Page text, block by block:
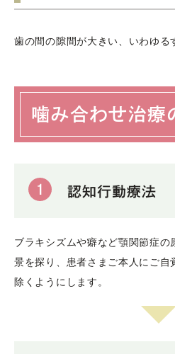
歯の間の隙間が大きい、いわゆる
噛み合わせ治療
1 認知行動療法
ブラキシズムや癖など顎関節症
景を探り、患者さまご本人にご自
除くようにします。